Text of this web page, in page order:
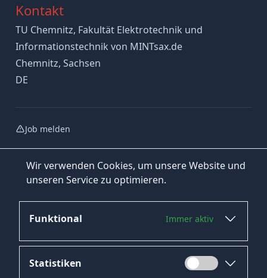
Wir verwenden Cookies, um unsere Website und
unseren Service zu optimieren.
Funktional Immer aktiv
Statistiken
Kontakt
TU Chemnitz, Fakultät Elektrotechnik und
Informationstechnik von MINTsax.de
Chemnitz, Sachsen
DE
Job melden
Jetzt bewerben